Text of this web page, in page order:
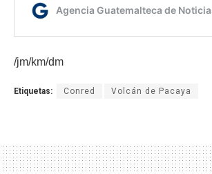
/jm/km/dm
Etiquetas: Conred Volcán de Pacaya